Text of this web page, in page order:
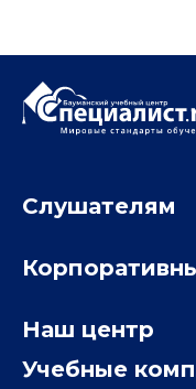
Учебные
Слушателям
Мастер-классы и
Отзывы компаний
Наш центр
Информация о